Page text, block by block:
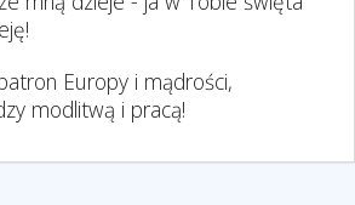
Europy i mądrości,
modlitwą i pracą!